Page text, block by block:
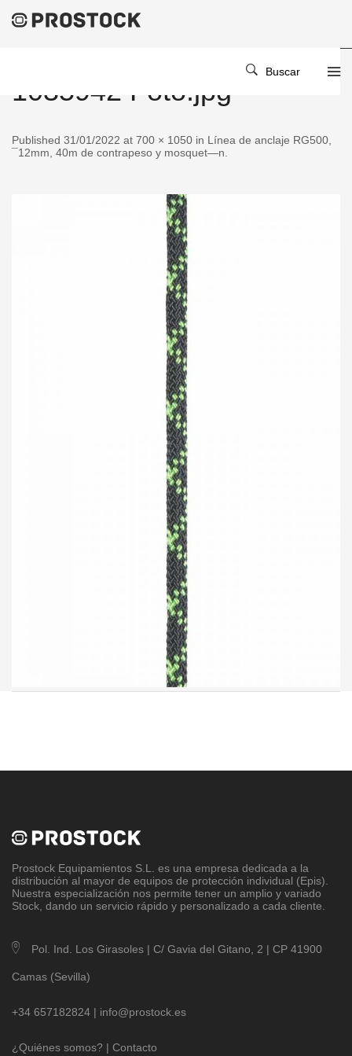
Buscar
1035942 Foto.jpg
Published 31/01/2022 at 700 × 1050 in Línea de anclaje RG500,
¯12mm, 40m de contrapeso y mosquet—n.
Prostock Equipamientos S.L
. es una empresa dedicada a la
distribución al mayor de equipos de protección individual (Epis).
Nuestra especialización nos permite tener un amplio y variado
Stock, dando un servicio rápido y personalizado a cada cliente.
Pol. Ind. Los Girasoles | C/ Gavia del Gitano, 2 | CP 41900
Camas (Sevilla)
+34 657182824 | info@prostock.es
¿Quiénes somos? | Contacto